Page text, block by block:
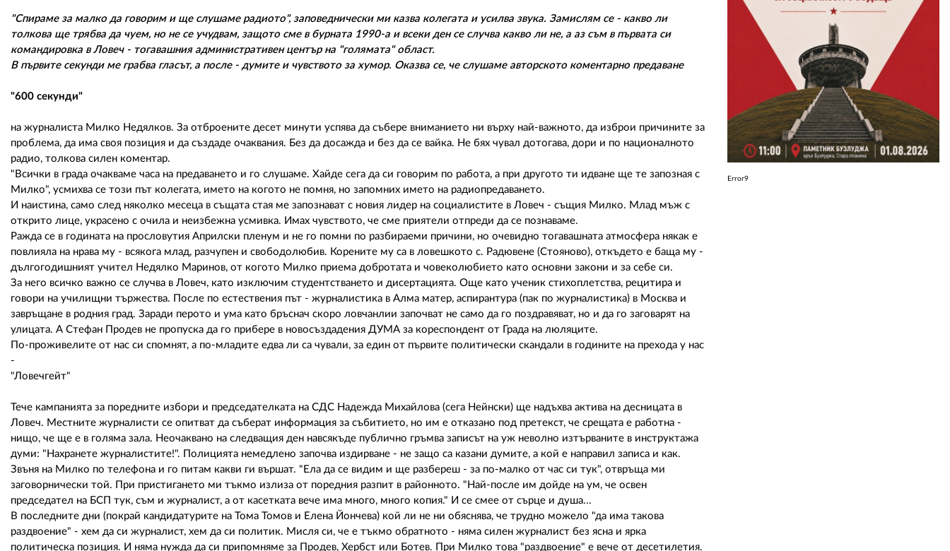
"Спираме за малко да говорим и ще слушаме радиото", заповеднически ми казва колегата и усилва звука. Замислям се - какво ли
толкова ще трябва да чуем, но не се учудвам, защото сме в бурната 1990-а и всеки ден се случва какво ли не, а аз съм в първата си
командировка в Ловеч - тогавашния административен център на "голямата" област.
В първите секунди ме грабва гласът, а после - думите и чувството за хумор. Оказва се, че слушаме авторското коментарно предаване
"600 секунди"
на журналиста Милко Недялков. За отброените десет минути успява да събере вниманието ни върху най-важното, да изброи причините за
проблема, да има своя позиция и да създаде очаквания. Без да досажда и без да се вайка. Не бях чувал дотогава, дори и по националното
радио, толкова силен коментар.
"Всички в града очакваме часа на предаването и го слушаме. Хайде сега да си говорим по работа, а при другото ти идване ще те запозная с
Милко", усмихва се този път колегата, името на когото не помня, но запомних името на радиопредаването.
И наистина, само след няколко месеца в същата стая ме запознават с новия лидер на социалистите в Ловеч - същия Милко. Млад мъж с
открито лице, украсено с очила и неизбежна усмивка. Имах чувството, че сме приятели отпреди да се познаваме.
Ражда се в годината на прословутия Априлски пленум и не го помни по разбираеми причини, но очевидно тогавашната атмосфера някак е
повлияла на нрава му - всякога млад, разчупен и свободолюбив. Корените му са в ловешкото с. Радювене (Стояново), откъдето е баща му -
дългогодишният учител Недялко Маринов, от когото Милко приема добротата и човеколюбието като основни закони и за себе си.
За него всичко важно се случва в Ловеч, като изключим студентстването и дисертацията. Още като ученик стихоплетства, рецитира и
говори на училищни тържества. После по естествения път - журналистика в Алма матер, аспирантура (пак по журналистика) в Москва и
завръщане в родния град. Заради перото и ума като бръснач скоро ловчанлии започват не само да го поздравяват, но и да го заговарят на
улицата. А Стефан Продев не пропуска да го прибере в новосъздадения ДУМА за кореспондент от Града на люляците.
По-проживелите от нас си спомнят, а по-младите едва ли са чували, за един от първите политически скандали в годините на прехода у нас
-
"Ловечгейт"
Тече кампанията за поредните избори и председателката на СДС Надежда Михайлова (сега Нейнски) ще надъхва актива на десницата в
Ловеч. Местните журналисти се опитват да съберат информация за събитието, но им е отказано под претекст, че срещата е работна -
нищо, че ще е в голяма зала. Неочаквано на следващия ден навсякъде публично гръмва записът на уж неволно изтърваните в инструктажа
думи: "Нахранете журналистите!". Полицията немедлено започва издирване - не защо са казани думите, а кой е направил записа и как.
Звъня на Милко по телефона и го питам какви ги вършат. "Ела да се видим и ще разбереш - за по-малко от час си тук", отвръща ми
заговорнически той. При пристигането ми тъкмо излиза от поредния разпит в районното. "Най-после им дойде на ум, че освен
председател на БСП тук, съм и журналист, а от касетката вече има много, много копия." И се смее от сърце и душа...
В последните дни (покрай кандидатурите на Тома Томов и Елена Йончева) кой ли не ни обяснява, че трудно можело "да има такова
раздвоение" - хем да си журналист, хем да си политик. Мисля си, че е тъкмо обратното - няма силен журналист без ясна и ярка
политическа позиция. И няма нужда да си припомняме за Продев, Хербст или Ботев. При Милко това "раздвоение" е вече от десетилетия.
Error9
РЕКЛАМА
АБОНАМЕНТ
УСЛОВИЯ ЗА ПОЛЗВАНЕ
ПОЛИТИКА ЗА БИСКВИТКИТЕ
ПОЛИТИКАТА ЗА